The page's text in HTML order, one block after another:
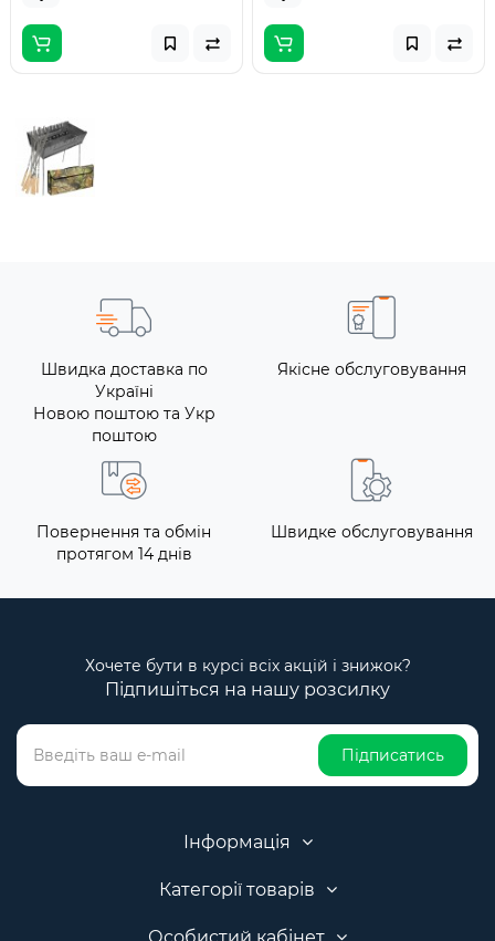
Швидка доставка по
Україні
Новою поштою та Укр
поштою
Якісне обслуговування
Повернення та обмін
протягом 14 днів
Швидке обслуговування
Хочете бути в курсі всіх акцій і знижок?
Підпишіться на нашу розсилку
Підписатись
Інформація
Категорії товарів